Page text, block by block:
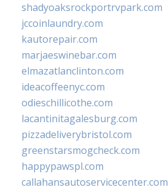
shadyoaksrockportrvpark.com
jccoinlaundry.com
kautorepair.com
marjaeswinebar.com
elmazatlanclinton.com
ideacoffeenyc.com
odieschillicothe.com
lacantinitagalesburg.com
pizzadeliverybristol.com
greenstarsmogcheck.com
happypawspl.com
callahansautoservicecenter.com